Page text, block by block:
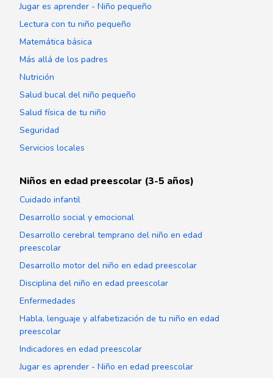
Jugar es aprender - Niño pequeño
Lectura con tu niño pequeño
Matemática básica
Más allá de los padres
Nutrición
Salud bucal del niño pequeño
Salud física de tu niño
Seguridad
Servicios locales
Niños en edad preescolar (3-5 años)
Cuidado infantil
Desarrollo social y emocional
Desarrollo cerebral temprano del niño en edad
preescolar
Desarrollo motor del niño en edad preescolar
Disciplina del niño en edad preescolar
Enfermedades
Habla, lenguaje y alfabetización de tu niño en edad
preescolar
Indicadores en edad preescolar
Jugar es aprender - Niño en edad preescolar